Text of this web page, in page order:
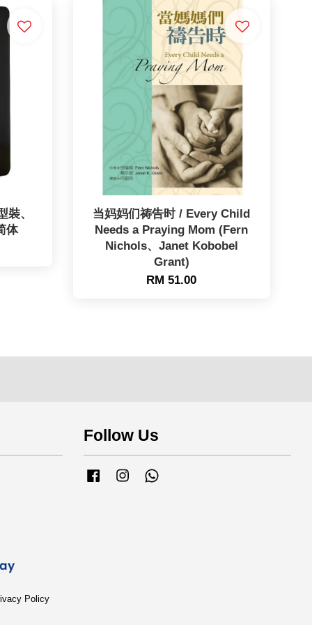
裝、
体
当妈妈们祷告时 / Every Child
Needs a Praying Mom (Fern
Nichols、Janet Kobobel
Grant)
RM 51.00
Follow Us
FacebookInstagram
Policy